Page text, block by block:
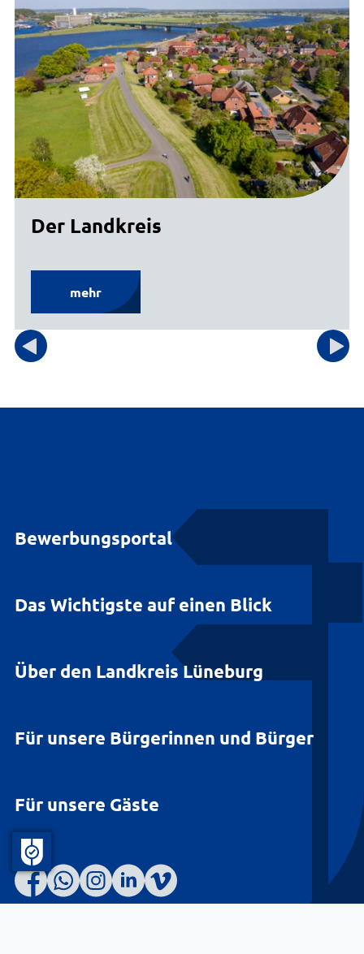
Der Landkreis
mehr
Bewerbungsportal
Das Wichtigste auf einen Blick
Über den Landkreis Lüneburg
Für unsere Bürgerinnen und Bürger
Für unsere Gäste